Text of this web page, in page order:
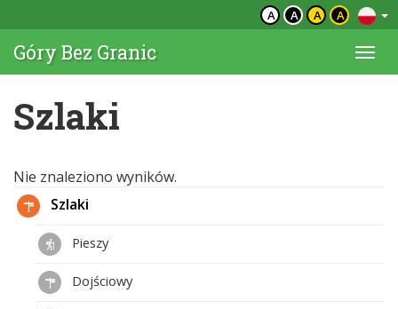
A A A A
Góry Bez Granic
Szlaki
Nie znaleziono wyników.
Szlaki
Pieszy
Dojściowy